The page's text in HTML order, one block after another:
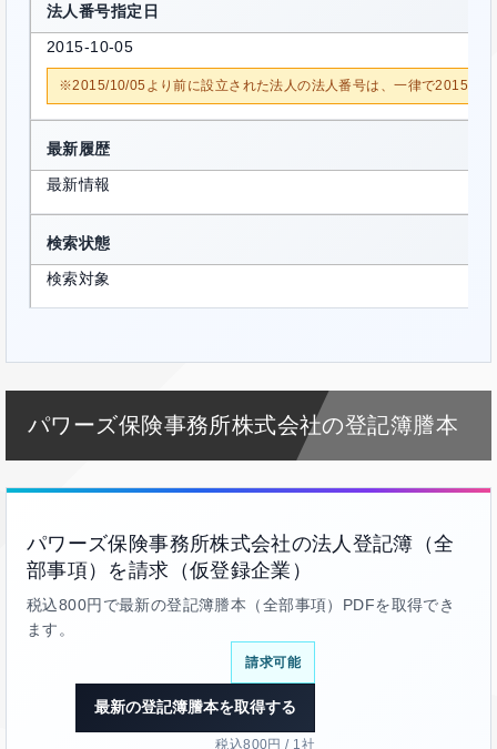
法人番号指定日
2015-10-05
※2015/10/05より前に設立された法人の法人番号は、一律で2015/10/
最新履歴
最新情報
検索状態
検索対象
パワーズ保険事務所株式会社の登記簿謄本
パワーズ保険事務所株式会社の法人登記簿（全
部事項）を請求（仮登録企業）
税込800円で最新の登記簿謄本（全部事項）PDFを取得でき
ます。
請求可能
最新の登記簿謄本を取得する
税込800円 / 1社